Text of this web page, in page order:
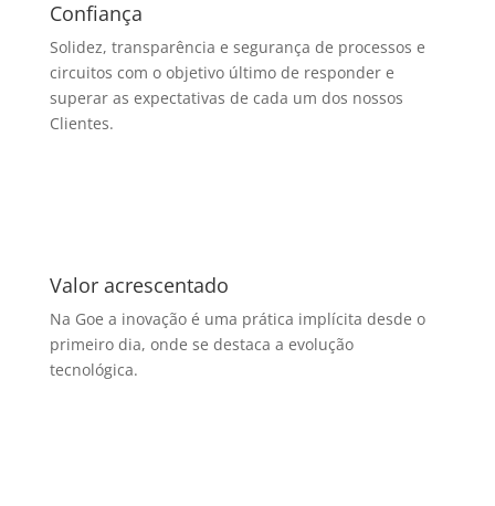
Confiança
Solidez, transparência e segurança de processos e
circuitos com o objetivo último de responder e
superar as expectativas de cada um dos nossos
Clientes.
Valor acrescentado
Na Goe a inovação é uma prática implícita desde o
primeiro dia, onde se destaca a evolução
tecnológica.